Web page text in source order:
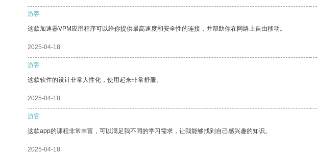
游客
这款加速器VPM应用程序可以给你提供最高速度和安全性的连接，并帮助你在网络上自由移动。
2025-04-18
游客
这款软件的设计非常人性化，使用起来非常舒服。
2025-04-18
游客
这款app的课程非常丰富，可以满足我不同的学习需求，让我能够找到自己感兴趣的知识。
2025-04-18